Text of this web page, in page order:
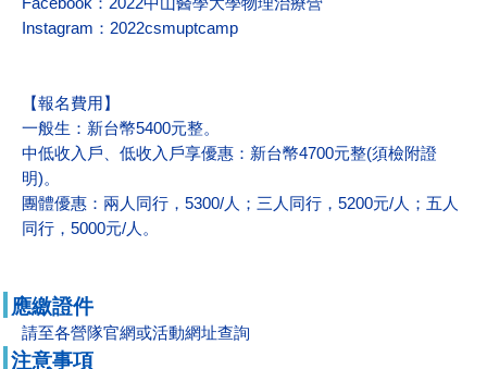
Instagram：2022csmuptcamp
【報名費用】
一般生：新台幣5400元整。
中低收入戶、低收入戶享優惠：新台幣4700元整(須檢附證
明)。
團體優惠：兩人同行，5300/人；三人同行，5200元/人；五人
同行，5000元/人。
應繳證件
請至各營隊官網或活動網址查詢
注意事項